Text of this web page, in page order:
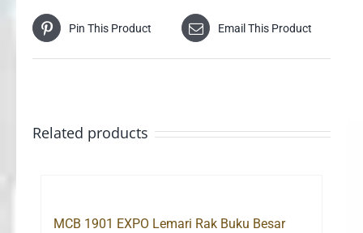
Pin This Product Email This Product
Related products
MCB 1901 EXPO Lemari Rak Buku Besar